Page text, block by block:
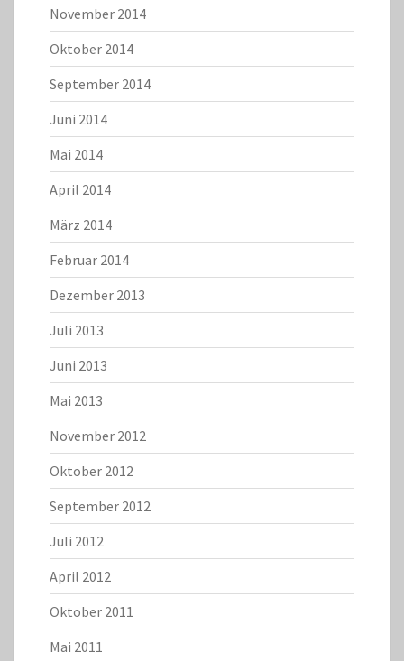
November 2014
Oktober 2014
September 2014
Juni 2014
Mai 2014
April 2014
März 2014
Februar 2014
Dezember 2013
Juli 2013
Juni 2013
Mai 2013
November 2012
Oktober 2012
September 2012
Juli 2012
April 2012
Oktober 2011
Mai 2011